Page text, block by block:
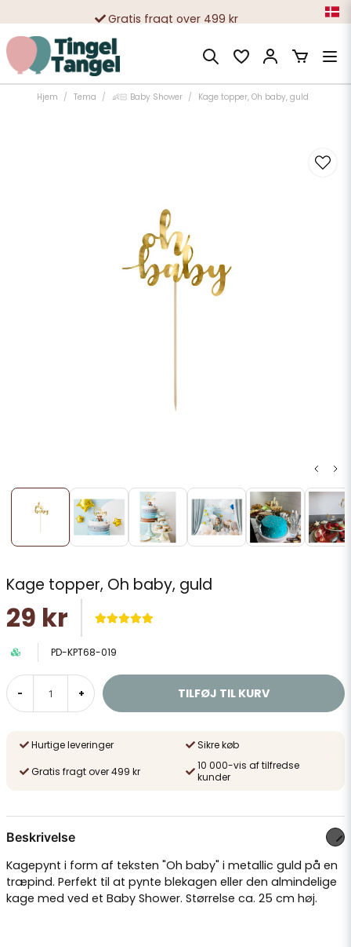
Gratis fragt over 499 kr
10 000-vis af tilfredse kunder
Hjem Tema 👶🏻 Baby Shower Kage topper, Oh baby, guld
Kage topper, Oh baby, guld
29 kr
PD-KPT68-019
- + TILFØJ TIL KURV
Hurtige leveringer
Sikre køb
Gratis fragt over 499 kr
10 000-vis af tilfredse
kunder
Beskrivelse
Kagepynt i form af teksten "Oh baby" i metallic guld på en
træpind. Perfekt til at pynte blekagen eller den almindelige
kage med ved et Baby Shower. Størrelse ca. 25 cm høj.